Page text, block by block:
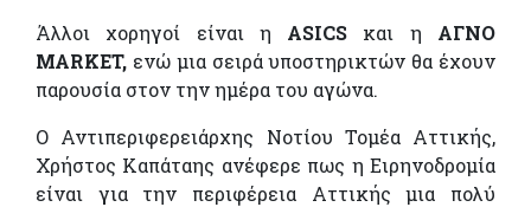
Άλλοι χορηγοί είναι η ASICS και η ΑΓΝΟ
MARKET, ενώ μια σειρά υποστηρικτών θα έχουν
παρουσία στον την ημέρα του αγώνα.
Ο Αντιπεριφερειάρχης Νοτίου Τομέα Αττικής,
Χρήστος Καπάταης ανέφερε πως η Ειρηνοδρομία
είναι για την περιφέρεια Αττικής μια πολύ